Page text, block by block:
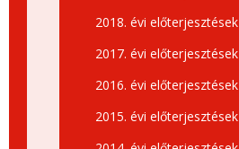
2018. évi előterjesztések
2017. évi előterjesztések
2016. évi előterjesztések
2015. évi előterjesztések